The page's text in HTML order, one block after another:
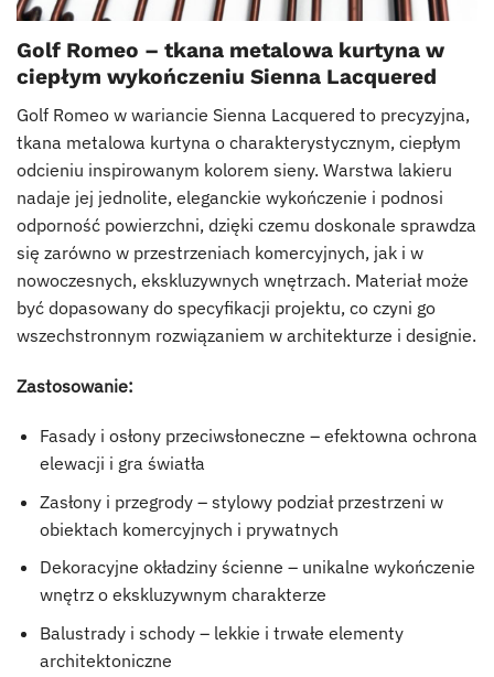
Golf Romeo – tkana metalowa kurtyna w
ciepłym wykończeniu Sienna Lacquered
Golf Romeo w wariancie Sienna Lacquered to precyzyjna,
tkana metalowa kurtyna o charakterystycznym, ciepłym
odcieniu inspirowanym kolorem sieny. Warstwa lakieru
nadaje jej jednolite, eleganckie wykończenie i podnosi
odporność powierzchni, dzięki czemu doskonale sprawdza
się zarówno w przestrzeniach komercyjnych, jak i w
nowoczesnych, ekskluzywnych wnętrzach. Materiał może
być dopasowany do specyfikacji projektu, co czyni go
wszechstronnym rozwiązaniem w architekturze i designie.
Zastosowanie:
Fasady i osłony przeciwsłoneczne – efektowna ochrona
elewacji i gra światła
Zasłony i przegrody – stylowy podział przestrzeni w
obiektach komercyjnych i prywatnych
Dekoracyjne okładziny ścienne – unikalne wykończenie
wnętrz o ekskluzywnym charakterze
Balustrady i schody – lekkie i trwałe elementy
architektoniczne